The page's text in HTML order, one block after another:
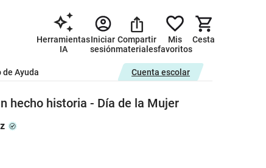
Herramientas
IA
Iniciar
sesión
Compartir
materiales
Mis
favoritos
Cesta
de Ayuda Cuenta escolar
hecho historia - Día de la Mujer